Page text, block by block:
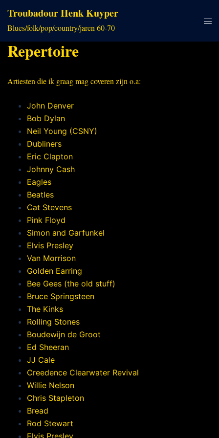
naar
de
inhoud
Troubadour Henk Kuyper
Blues/folk/pop/country/jaren 60-70
Repertoire
Artiesten die ik graag mag coveren zijn o.a:
John Denver
Bob Dylan
Neil Young (CSNY)
Dubliners
Eric Clapton
Johnny Cash
Eagles
Beatles
Cat Stevens
Pink Floyd
Simon and Garfunkel
Elvis Presley
Van Morrison
Golden Earring
Bee Gees (the old stuff)
Bruce Springsteen
The Kinks
Rolling Stones
Boudewijn de Groot
Ed Sheeran
JJ Cale
Creedence Clearwater Revival
Willie Nelson
Chris Stapleton
Bread
Rod Stewart
Elvis Presley